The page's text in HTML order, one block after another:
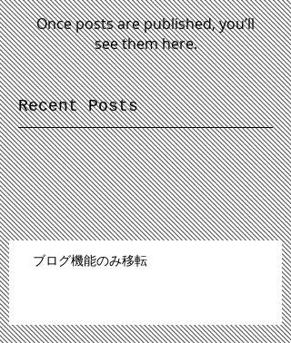
Once posts are published, you’ll
see them here.
Recent Posts
ブログ機能のみ移転